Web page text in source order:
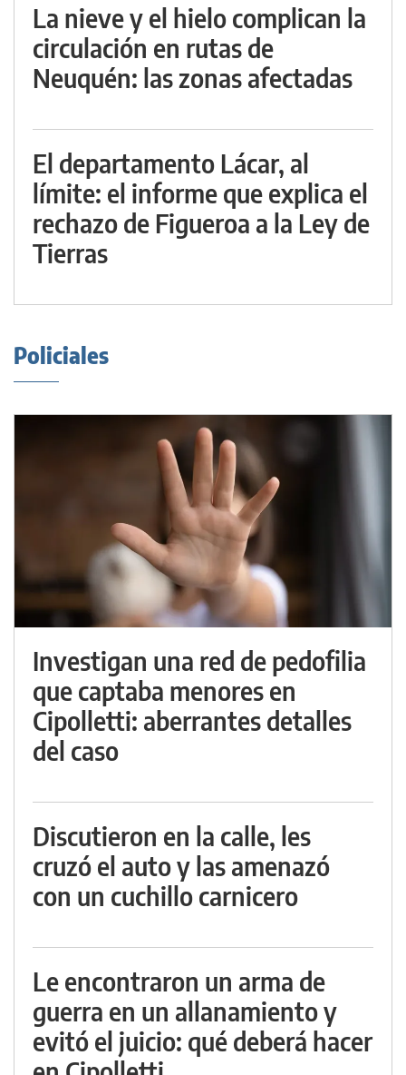
La nieve y el hielo complican la
circulación en rutas de
Neuquén: las zonas afectadas
El departamento Lácar, al
límite: el informe que explica el
rechazo de Figueroa a la Ley de
Tierras
Policiales
Investigan una red de pedofilia
que captaba menores en
Cipolletti: aberrantes detalles
del caso
Discutieron en la calle, les
cruzó el auto y las amenazó
con un cuchillo carnicero
Le encontraron un arma de
guerra en un allanamiento y
evitó el juicio: qué deberá hacer